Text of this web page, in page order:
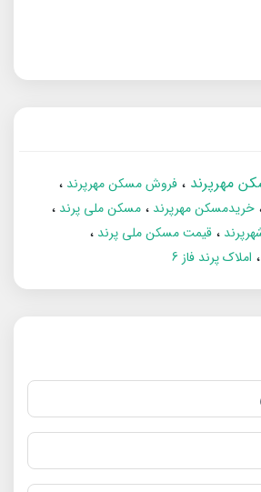
مهرپرند
فروش مسکن مهرپرند
خریدمسکن مهرپرند
مسکن ملی پرند
قیمت مسکن ملی پرند
املاک پرند فاز 6